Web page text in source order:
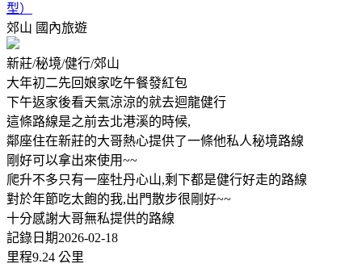
型）
郊山 國內旅遊
新莊/秘境/健行/郊山
大年初二先回娘家吃午餐發紅包
下午返家後看天氣涼涼的就去迴龍健行
這條路線是之前去北港溪的時候,
鄰座住在新莊的大哥熱心提供了一條他私人秘境路線
剛好可以拿出來使用~~
爬升不多只有一座牡丹心山,剩下都是健行好走的路線
對於年節吃太飽的我,出門散步很剛好~~
十分感謝大哥無私提供的路線
記錄日期2026-02-18
里程9.24 公里